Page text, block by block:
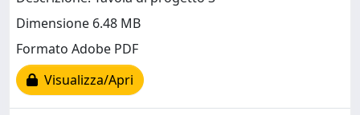
Dimensione 6.48 MB
Formato Adobe PDF
Visualizza/Apri